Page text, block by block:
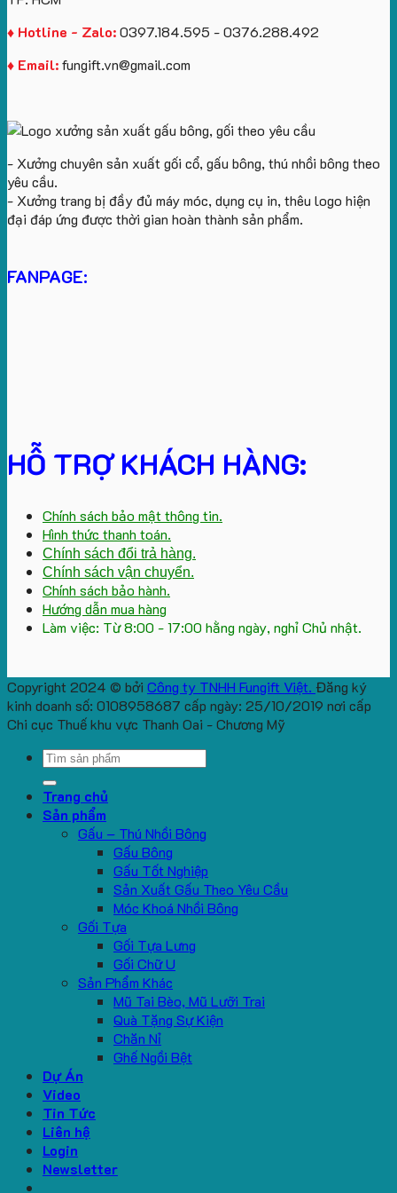
♦ Hotline - Zalo:0397.184.595 - 0376.288.492
♦ Email:fungift.vn@gmail.com
- Xưởng chuyên sản xuất gối cổ, gấu bông, thú nhồi bông theo
yêu cầu.
- Xưởng trang bị đầy đủ máy móc, dụng cụ in, thêu logo hiện
đại đáp ứng được thời gian hoàn thành sản phẩm.
FANPAGE:
HỖ TRỢ KHÁCH HÀNG:
Chính sách bảo mật thông tin.
Hình thức thanh toán.
Chính sách đổi trả hàng.
Chính sách vận chuyển.
Chính sách bảo hành.
Hướng dẫn mua hàng
Làm việc: Từ 8:00 - 17:00 hằng ngày, nghỉ Chủ nhật.
Copyright 2024 © bởi Công ty TNHH Fungift Việt. Đăng ký
kinh doanh số: 0108958687 cấp ngày: 25/10/2019 nơi cấp
Chi cục Thuế khu vực Thanh Oai - Chương Mỹ
Search
Trang chủ
Sản phẩm
Gấu – Thú Nhồi Bông
Gấu Bông
Gấu Tốt Nghiệp
Sản Xuất Gấu Theo Yêu Cầu
Móc Khoá Nhồi Bông
Gối Tựa
Gối Tựa Lưng
Gối Chữ U
Sản Phẩm Khác
Mũ Tai Bèo, Mũ Lưỡi Trai
Quà Tặng Sự Kiện
Chăn Nỉ
Ghế Ngồi Bệt
Dự Án
Video
Tin Tức
Liên hệ
Login
Newsletter